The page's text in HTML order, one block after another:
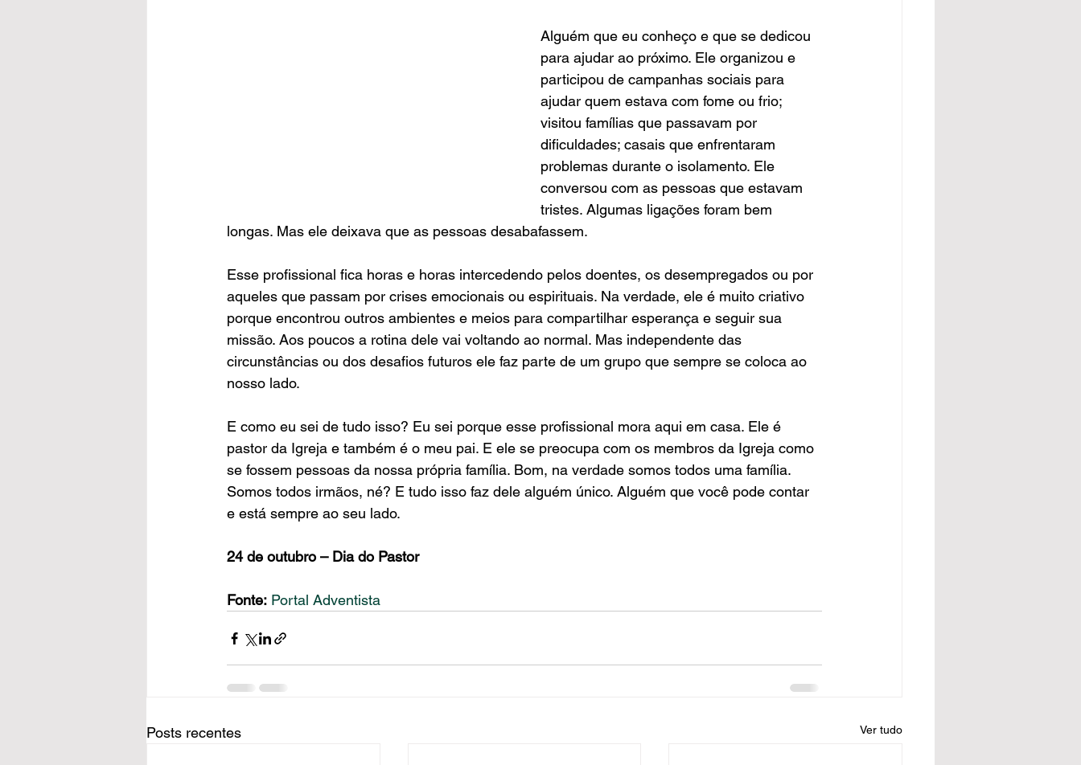
Alguém que eu conheço e que se dedicou
para ajudar ao próximo. Ele organizou e
participou de campanhas sociais para
ajudar quem estava com fome ou frio;
visitou famílias que passavam por
dificuldades; casais que enfrentaram
problemas durante o isolamento. Ele
conversou com as pessoas que estavam
tristes. Algumas ligações foram bem
longas. Mas ele deixava que as pessoas desabafassem.
Esse profissional fica horas e horas intercedendo pelos doentes, os desempregados ou por
aqueles que passam por crises emocionais ou espirituais. Na verdade, ele é muito criativo
porque encontrou outros ambientes e meios para compartilhar esperança e seguir sua
missão. Aos poucos a rotina dele vai voltando ao normal. Mas independente das
circunstâncias ou dos desafios futuros ele faz parte de um grupo que sempre se coloca ao
nosso lado.
E como eu sei de tudo isso? Eu sei porque esse profissional mora aqui em casa. Ele é
pastor da Igreja e também é o meu pai. E ele se preocupa com os membros da Igreja como
se fossem pessoas da nossa própria família. Bom, na verdade somos todos uma família.
Somos todos irmãos, né? E tudo isso faz dele alguém único. Alguém que você pode contar
e está sempre ao seu lado.
24 de outubro – Dia do Pastor
Fonte: Portal Adventista
Posts recentes Ver tudo